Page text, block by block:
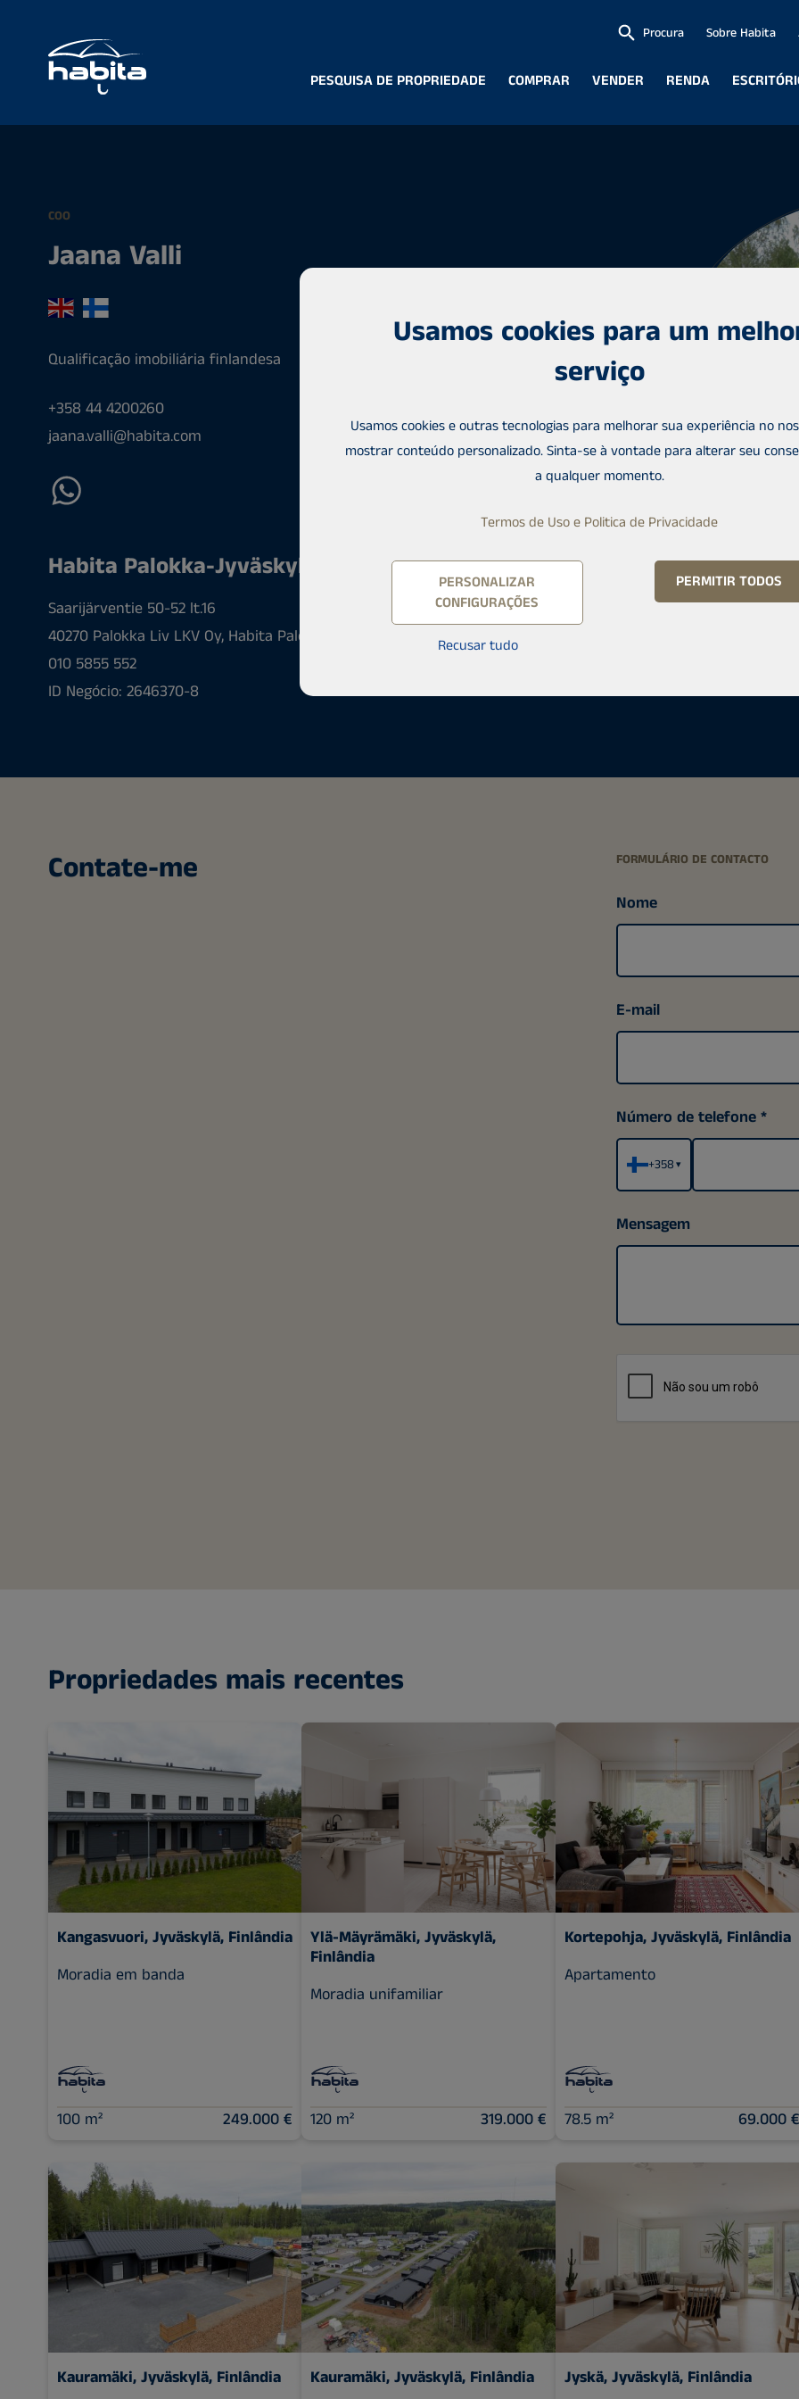
PESQUISA DE PROPRIEDADE COMPRAR VENDER RENDA
Procura Sobre Habita
COO
Jaana Valli
Qualificação imobiliária finlandesa
+358 44 4200260
jaana.valli@habita.com
Habita Palokka-Jyväskylä
Saarijärventie 50-52 lt.16
40270 Palokka Liv LKV Oy, Habita Palokka-Jyväskylä
010 5855 552
ID Negócio: 2646370-8
Contate-me FORMULÁRIO DE CONTACTO
Nome
E-mail
Número de telefone
+358▾
Mensagem
Propriedades mais recentes
Kangasvuori, Jyväskylä, Finlândia
Moradia em banda
100 m² 249.000 €
Ylä-Mäyrämäki, Jyväskylä,
Finlândia
Moradia unifamiliar
120 m² 319.000 €
Kortepohja, Jyväskylä, Finlândia
Apartamento
78.5 m² 69.000 €
Kauramäki, Jyväskylä, Finlândia Kauramäki, Jyväskylä, Finlândia Jyskä, Jyväskylä, Finlândia
Usamos cookies para um
serviço
Usamos cookies e outras tecnologias para melhorar sua experiência no
mostrar conteúdo personalizado. Sinta-se à vontade para alterar seu
a qualquer momento.
Termos de Uso e Politica de Privacidade
PERSONALIZAR
CONFIGURAÇÕES
Recusar tudo
PERMITIR TODOS